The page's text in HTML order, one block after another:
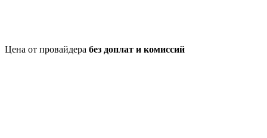
Цена от провайдера без доплат и комиссий